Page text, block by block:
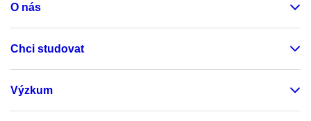
O nás
Chci studovat
Výzkum